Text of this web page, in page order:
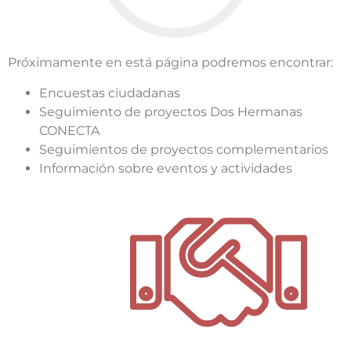
Próximamente en está página podremos encontrar:
Encuestas ciudadanas
Seguimiento de proyectos Dos Hermanas
CONECTA
Seguimientos de proyectos complementarios
Información sobre eventos y actividades